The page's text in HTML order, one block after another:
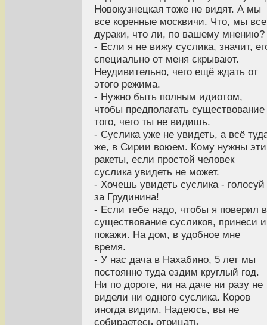
Новокузнецкая тоже не видят. А мы
все коренные москвичи. Что, мы все
дураки, что ли, по вашему мнению?
- Если я не вижу суслика, значит,
специально от меня скрывают.
Неудивительно, чего ещё ждать от
этого режима.
- Нужно быть полным идиотом,
чтобы предполагать существование
того, чего ты не видишь.
- Суслика уже не увидеть, а всё
же, в Сирии воюем. Кому нужны эти
ракеты, если простой человек
суслика увидеть не может.
- Хочешь увидеть суслика - голосуй
за Грудинина!
- Если тебе надо, чтобы я поверил в
существование сусликов, принеси и
покажи. На дом, в удобное мне
время.
- У нас дача в Нахабино, 5 лет мы
постоянно туда ездим круглый год.
Ни по дороге, ни на даче ни разу не
видели ни одного суслика. Коров
иногда видим. Надеюсь, вы не
собираетесь отрицать